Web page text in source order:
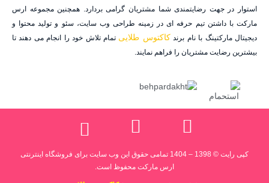
استوار در جهت رضایتمندی شما مشتریان گرامی بردارد. همچنین مجموعه ارس
مارکت با داشتن تیم حرفه ای در زمینه طراحی وب سایت، سئو و تولید محتوا و
دیجیتال مارکتینگ با نام برند کاکتوس طلایی تمام تلاش خود را انجام می دهند تا
بیشترین رضایت مشتریان را فراهم نمایند.
کپی رایت © 1398 – 1404 تمامی حقوق این وب سایت برای فروشگاه اینترنتی
ارس مارکت محفوظ است.